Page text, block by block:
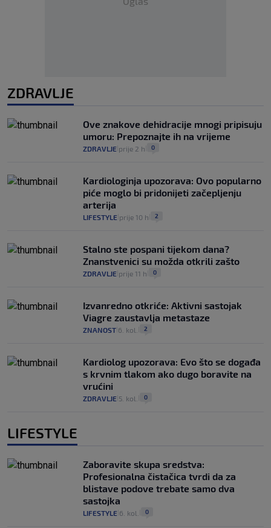
ZDRAVLJE
Ove znakove dehidracije mnogi pripisuju
umoru: Prepoznajte ih na vrijeme
ZDRAVLJE prije 2 h 0
Kardiologinja upozorava: Ovo popularno
piće moglo bi pridonijeti začepljenju
arterija
LIFESTYLE prije 10 h 2
Stalno ste pospani tijekom dana?
Znanstvenici su možda otkrili zašto
ZDRAVLJE prije 11 h 0
Izvanredno otkriće: Aktivni sastojak
Viagre zaustavlja metastaze
ZNANOST 6. kol. 2
Kardiolog upozorava: Evo što se događa
s krvnim tlakom ako dugo boravite na
vrućini
ZDRAVLJE 5. kol. 0
LIFESTYLE
Zaboravite skupa sredstva:
Profesionalna čistačica tvrdi da za
blistave podove trebate samo dva
sastojka
LIFESTYLE 6. kol. 0